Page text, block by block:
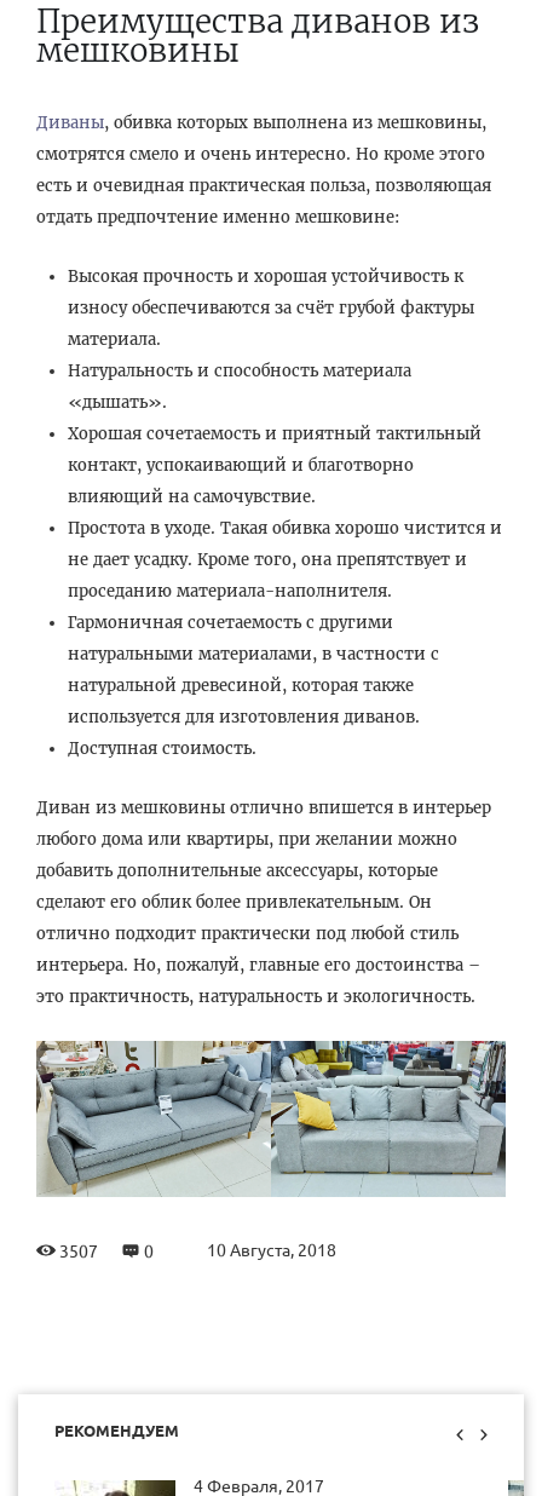
Преимущества диванов из
мешковины
Диваны, обивка которых выполнена из мешковины,
смотрятся смело и очень интересно. Но кроме этого
есть и очевидная практическая польза, позволяющая
отдать предпочтение именно мешковине:
Высокая прочность и хорошая устойчивость к
износу обеспечиваются за счёт грубой фактуры
материала.
Натуральность и способность материала
«дышать».
Хорошая сочетаемость и приятный тактильный
контакт, успокаивающий и благотворно
влияющий на самочувствие.
Простота в уходе. Такая обивка хорошо чистится и
не дает усадку. Кроме того, она препятствует и
проседанию материала-наполнителя.
Гармоничная сочетаемость с другими
натуральными материалами, в частности с
натуральной древесиной, которая также
используется для изготовления диванов.
Доступная стоимость.
Диван из мешковины отлично впишется в интерьер
любого дома или квартиры, при желании можно
добавить дополнительные аксессуары, которые
сделают его облик более привлекательным. Он
отлично подходит практически под любой стиль
интерьера. Но, пожалуй, главные его достоинства –
это практичность, натуральность и экологичность.
3507 0 10 Августа, 2018
РЕКОМЕНДУЕМ
4 Февраля, 2017